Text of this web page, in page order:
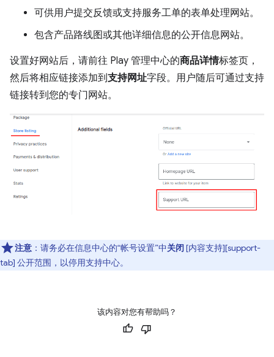
可供用户提交反馈或支持服务工单的表单处理网站。
包含产品路线图或其他详细信息的公开信息网站。
设置好网站后，请前往 Play 管理中心的商品详情标签页，
然后将相应链接添加到支持网址字段。用户随后可通过支持
链接转到您的专门网站。
注意 ：请务必在信息中心的“帐号设置”中关闭[内容支持][support-
tab] 公开范围，以停用支持中心。
该内容对您有帮助吗？